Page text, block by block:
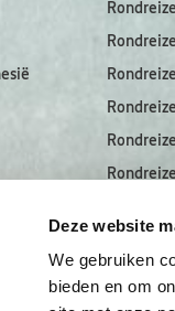
Deze website
We gebruiken
bieden en om